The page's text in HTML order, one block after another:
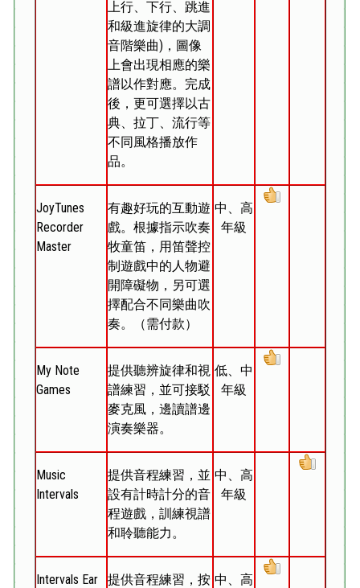
上行、下行、跳進
和級進旋律的大調
音階樂曲)，圖像
上會出現相應的樂
譜以作對應。完成
後，更可選擇以古
典、拉丁、流行等
不同風格播放作
品。
JoyTunes
Recorder
Master
有趣好玩的互動遊
戲。根據指示吹奏
牧童笛，用笛聲控
制遊戲中的人物避
開障礙物，另可選
擇配合不同樂曲吹
奏。（需付款）
中、高
年級
My Note
Games
提供聽辨旋律和視
譜練習，並可接駁
麥克風，邊讀譜邊
演奏樂器。
低、中
年級
Music
Intervals
提供音程練習，並
設有計時計分的音
程遊戲，訓練視譜
和聆聽能力。
中、高
年級
Intervals Ear
提供音程練習，按 中、高